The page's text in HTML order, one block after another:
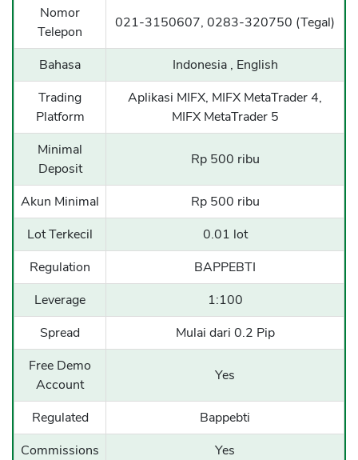
Nomor
Telepon
021-3150607, 0283-320750 (Tegal)
Bahasa
Indonesia , English
Trading
Platform
Aplikasi MIFX, MIFX MetaTrader 4,
MIFX MetaTrader 5
Minimal
Deposit
Rp 500 ribu
Akun Minimal
Rp 500 ribu
Lot Terkecil
0.01 lot
Regulation
BAPPEBTI
Leverage
1:100
Spread
Mulai dari 0.2 Pip
Free Demo
Account
Yes
Regulated
Bappebti
Commissions
Yes